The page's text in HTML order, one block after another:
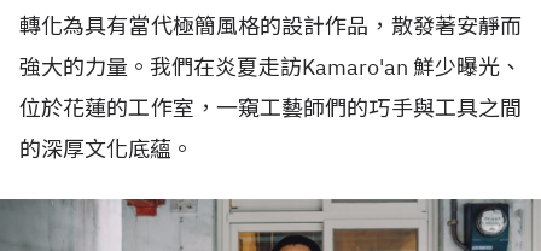
轉化為具有當代極簡風格的設計作品，散發著安靜而
強大的力量。我們在炎夏走訪Kamaro'an 鮮少曝光、
位於花蓮的工作室，一窺工藝師們的巧手與工具之間
的深厚文化底蘊。